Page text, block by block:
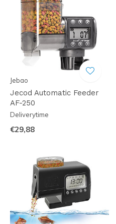
Jebao
Jecod Automatic Feeder
AF-250
Deliverytime
€29,88